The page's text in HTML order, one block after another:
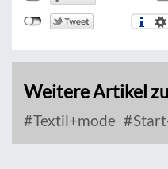
Weitere Artikel
Textil+mode